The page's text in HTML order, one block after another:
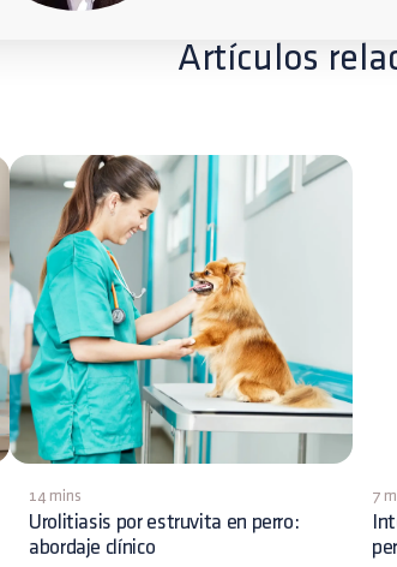
Artículos
14 mins
Urolitiasis por estruvita en perro:
abordaje clínico
7